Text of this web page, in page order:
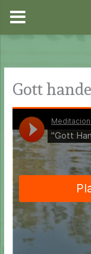
springen
Gott